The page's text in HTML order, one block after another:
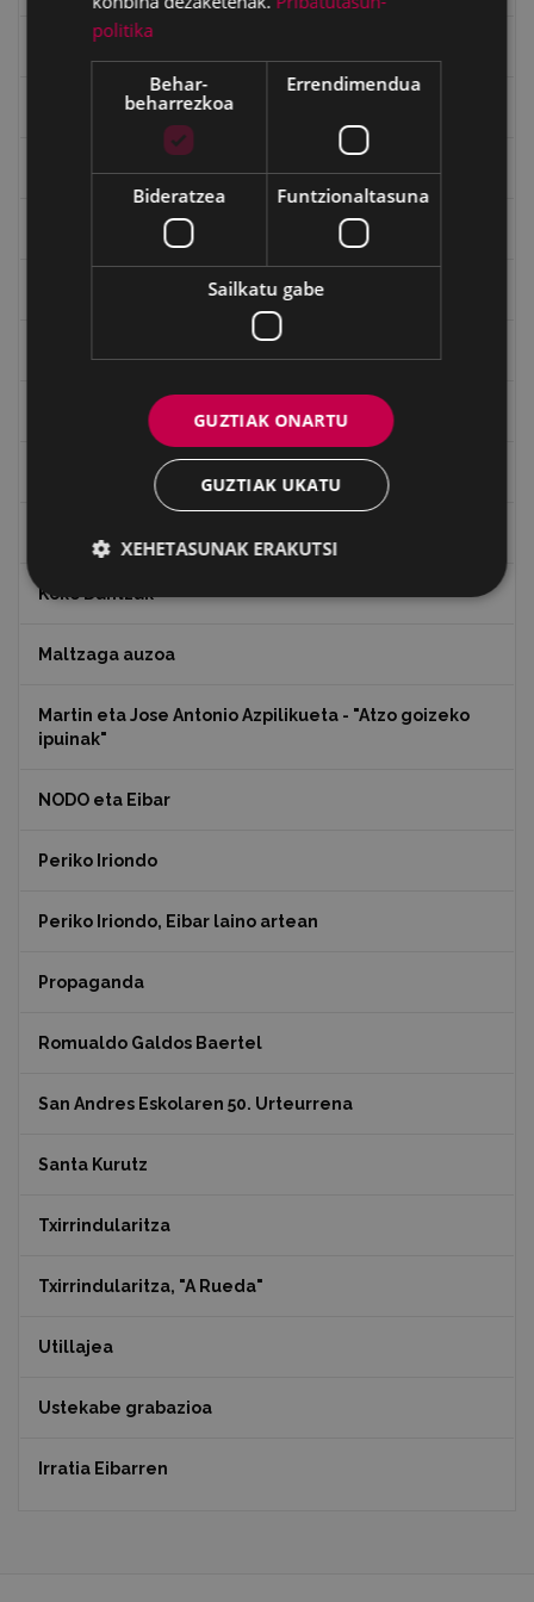
Gerra Zibilaren Interpretazio Zentroa
Ignacio Zuloaga (1870-2020)
Indalecio Ojanguren, Gipuzkoako Foru Aldundia
Juan Antonio Palacios HARRIA
Koko Dantzak
Maltzaga auzoa
Martin eta Jose Antonio Azpilikueta - "Atzo goizeko
ipuinak"
NODO eta Eibar
Periko Iriondo
Periko Iriondo, Eibar laino artean
Propaganda
Romualdo Galdos Baertel
San Andres Eskolaren 50. Urteurrena
Santa Kurutz
Txirrindularitza
Txirrindularitza, "A Rueda"
Utillajea
Ustekabe grabazioa
Irratia Eibarren
politika
Behar-
beharrezkoa
Errendimendua
Bideratzea Funtzionaltasuna
Sailkatu gabe
GUZTIAK ONARTU
GUZTIAK UKATU
XEHETASUNAK ERAKUTSI